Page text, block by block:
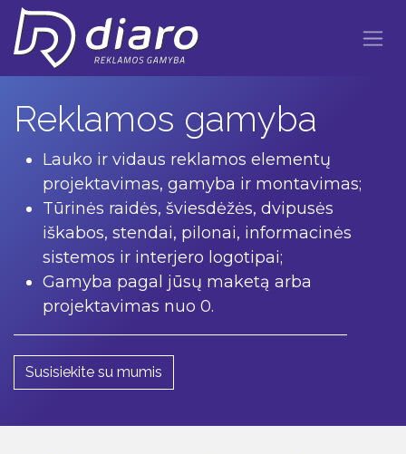
Skip to Content
Reklamos gamyba
Lauko ir vidaus reklamos elementų
projektavimas, gamyba ir montavimas;
Tūrinės raidės, šviesdėžės, dvipusės
iškabos, stendai, pilonai, informacinės
sistemos ir interjero logotipai;
Gamyba pagal jūsų maketą arba
projektavimas nuo 0.
Susisiekite su mum​​​​​​is